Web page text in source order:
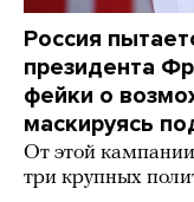
Россия
президента
фейки о
маскируясь
От этой
три крупных